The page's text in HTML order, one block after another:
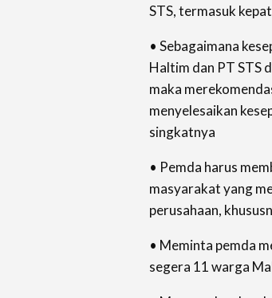
STS, termasuk
• Sebagaimana
Haltim dan PT STS
maka
menyelesaikan
singkatnya
• Pemda harus
masyarakat yang
perusahaan,
• Meminta pemda
segera 11 warga